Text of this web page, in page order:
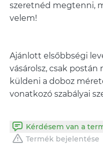
szeretnéd megtenni,
Ajánlott elsőbbségi
vásárolsz, csak
küldeni a doboz
Kérdésem van a
Termék bejelentése